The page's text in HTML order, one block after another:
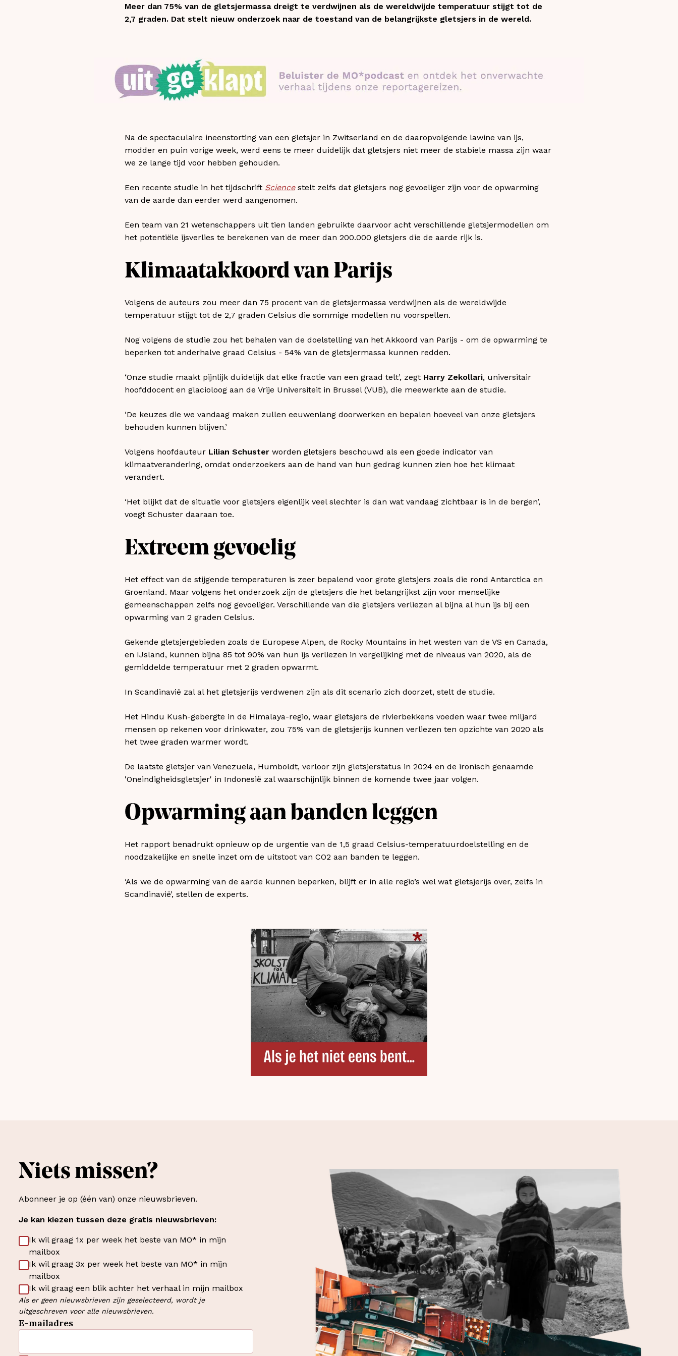
Meer dan 75% van de gletsjermassa dreigt te verdwijnen als de wereldwijde temperatuur stijgt tot de
2,7 graden. Dat stelt nieuw onderzoek naar de toestand van de belangrijkste gletsjers in de wereld.
Na de spectaculaire ineenstorting van een gletsjer in Zwitserland en de daaropvolgende lawine van ijs,
modder en puin vorige week, werd eens te meer duidelijk dat gletsjers niet meer de stabiele massa zijn waar
we ze lange tijd voor hebben gehouden.
Een recente studie in het tijdschrift Sciencestelt zelfs dat gletsjers nog gevoeliger zijn voor de opwarming
van de aarde dan eerder werd aangenomen.
Een team van 21 wetenschappers uit tien landen gebruikte daarvoor acht verschillende gletsjermodellen om
het potentiële ijsverlies te berekenen van de meer dan 200.000 gletsjers die de aarde rijk is.
Klimaatakkoord van Parijs
Volgens de auteurs zou meer dan 75 procent van de gletsjermassa verdwijnen als de wereldwijde
temperatuur stijgt tot de 2,7 graden Celsius die sommige modellen nu voorspellen.
Nog volgens de studie zou het behalen van de doelstelling van het Akkoord van Parijs - om de opwarming te
beperken tot anderhalve graad Celsius - 54% van de gletsjermassa kunnen redden.
‘Onze studie maakt pijnlijk duidelijk dat elke fractie van een graad telt’, zegt Harry Zekollari, universitair
hoofddocent en glacioloog aan de Vrije Universiteit in Brussel (VUB), die meewerkte aan de studie.
‘De keuzes die we vandaag maken zullen eeuwenlang doorwerken en bepalen hoeveel van onze gletsjers
behouden kunnen blijven.’
Volgens hoofdauteur Lilian Schuster worden gletsjers beschouwd als een goede indicator van
klimaatverandering, omdat onderzoekers aan de hand van hun gedrag kunnen zien hoe het klimaat
verandert.
‘Het blijkt dat de situatie voor gletsjers eigenlijk veel slechter is dan wat vandaag zichtbaar is in de bergen’,
voegt Schuster daaraan toe.
Extreem gevoelig
Het effect van de stijgende temperaturen is zeer bepalend voor grote gletsjers zoals die rond Antarctica en
Groenland. Maar volgens het onderzoek zijn de gletsjers die het belangrijkst zijn voor menselijke
gemeenschappen zelfs nog gevoeliger. Verschillende van die gletsjers verliezen al bijna al hun ijs bij een
opwarming van 2 graden Celsius.
Gekende gletsjergebieden zoals de Europese Alpen, de Rocky Mountains in het westen van de VS en Canada,
en IJsland, kunnen bijna 85 tot 90% van hun ijs verliezen in vergelijking met de niveaus van 2020, als de
gemiddelde temperatuur met 2 graden opwarmt.
In Scandinavië zal al het gletsjerijs verdwenen zijn als dit scenario zich doorzet, stelt de studie.
Het Hindu Kush-gebergte in de Himalaya-regio, waar gletsjers de rivierbekkens voeden waar twee miljard
mensen op rekenen voor drinkwater, zou 75% van de gletsjerijs kunnen verliezen ten opzichte van 2020 als
het twee graden warmer wordt.
De laatste gletsjer van Venezuela, Humboldt, verloor zijn gletsjerstatus in 2024 en de ironisch genaamde
'Oneindigheidsgletsjer' in Indonesië zal waarschijnlijk binnen de komende twee jaar volgen.
Opwarming aan banden leggen
Het rapport benadrukt opnieuw op de urgentie van de 1,5 graad Celsius-temperatuurdoelstelling en de
noodzakelijke en snelle inzet om de uitstoot van CO2 aan banden te leggen.
‘Als we de opwarming van de aarde kunnen beperken, blijft er in alle regio’s wel wat gletsjerijs over, zelfs in
Scandinavië’, stellen de experts.
Niets missen?
Abonneer je op (één van) onze nieuwsbrieven.
Je kan kiezen tussen deze gratis nieuwsbrieven:
Ik wil graag 1x per week het beste van MO* in mijn
mailbox
Ik wil graag 3x per week het beste van MO* in mijn
mailbox
Ik wil graag een blik achter het verhaal in mijn mailbox
Als er geen nieuwsbrieven zijn geselecteerd, wordt je
uitgeschreven voor alle nieuwsbrieven.
E-mailadres